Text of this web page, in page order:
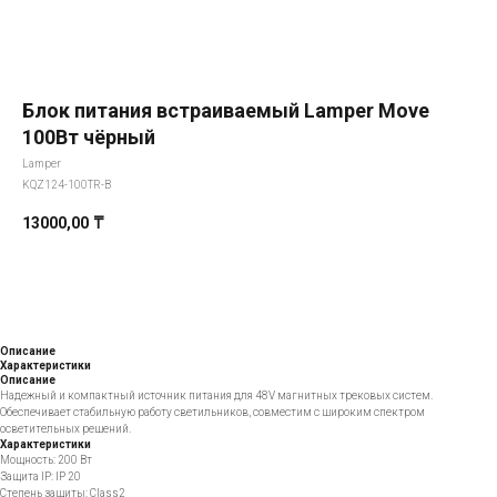
Блок питания встраиваемый Lamper Move
100Вт чёрный
Lamper
KQZ124-100TR-B
13000,00 ₸
Описание
Характеристики
Описание
Надежный и компактный источник питания для 48V магнитных трековых систем.
Обеспечивает стабильную работу светильников, совместим с широким спектром
осветительных решений.
Характеристики
Мощность: 200 Вт
Защита IP: IP 20
Степень защиты: Class2